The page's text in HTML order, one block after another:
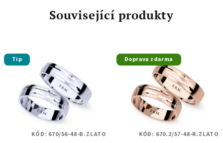
Související produkty
Tip
KÓD: 670/56-48-B.ZLATO
Doprava zdarma
KÓD: 670.2/57-48-R.ZLATO